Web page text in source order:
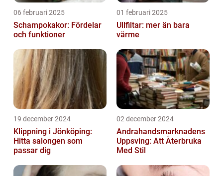
06 februari 2025
Schampokakor: Fördelar
och funktioner
01 februari 2025
Ullfiltar: mer än bara
värme
19 december 2024
Klippning i Jönköping:
Hitta salongen som
passar dig
02 december 2024
Andrahandsmarknadens
Uppsving: Att Återbruka
Med Stil